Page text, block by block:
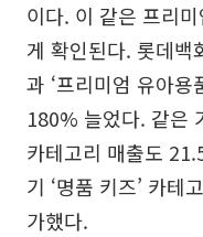
이다. 이 같은 프리
게 확인된다. 롯데백
과 ‘프리미엄 유아
180% 늘었다. 같은
카테고리 매출도
기 ‘명품 키즈’ 카테
가했다.